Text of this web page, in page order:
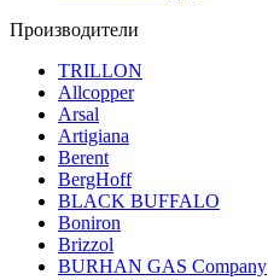
Производители
TRILLON
Allcopper
Arsal
Artigiana
Berent
BergHoff
BLACK BUFFALO
Boniron
Brizzol
BURHAN GAS Company